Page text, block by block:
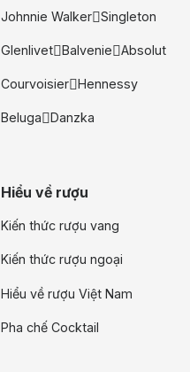
Johnnie Walker Singleton
Glenlivet Balvenie Absolut
Courvoisier Hennessy
Beluga Danzka
Hiểu về rượu
Kiến thức rượu vang
Kiến thức rượu ngoại
Hiểu về rượu Việt Nam
Pha chế Cocktail